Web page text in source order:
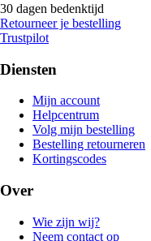
30 dagen bedenktijd
Retourneer je bestelling
Trustpilot
Diensten
Mijn account
Helpcentrum
Volg mijn bestelling
Bestelling retourneren
Kortingscodes
Over
Wie zijn wij?
Neem contact op